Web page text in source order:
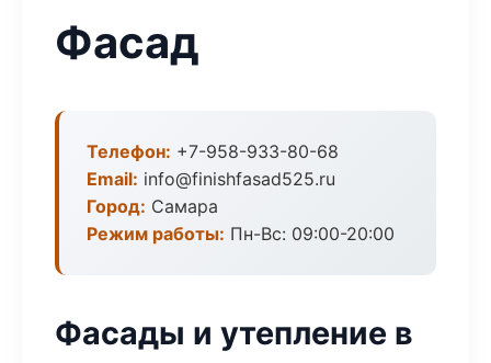
Фасад
Телефон: +7-958-933-80-68
Email: info@finishfasad525.ru
Город: Самара
Режим работы: Пн-Вс: 09:00-20:00
Фасады и утепление в